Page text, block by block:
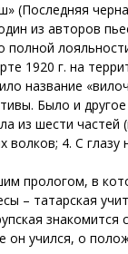
(Последняя
из авторов
полной
1920 г. на
название
Было и
из шести
4. С глазу
прологом, в
– татарская
он учился, о